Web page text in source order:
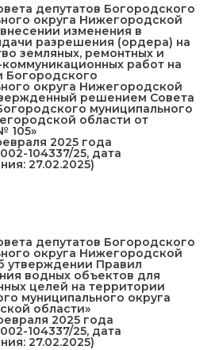
депутатов Богородского
округа Нижегородской
изменения в
разрешения (ордера) на
земляных, ремонтных и
работ на
Богородского
округа Нижегородской
решением Совета
муниципального
области от
105»
2025 года
104337/25, дата
27.02.2025)
депутатов Богородского
округа Нижегородской
утверждении Правил
водных объектов для
целей на территории
муниципального округа
области»
2025 года
104337/25, дата
27.02.2025)